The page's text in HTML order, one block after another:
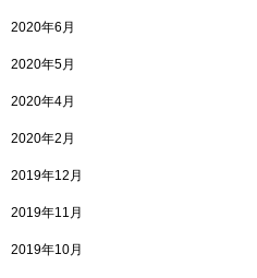
2020年6月
2020年5月
2020年4月
2020年2月
2019年12月
2019年11月
2019年10月